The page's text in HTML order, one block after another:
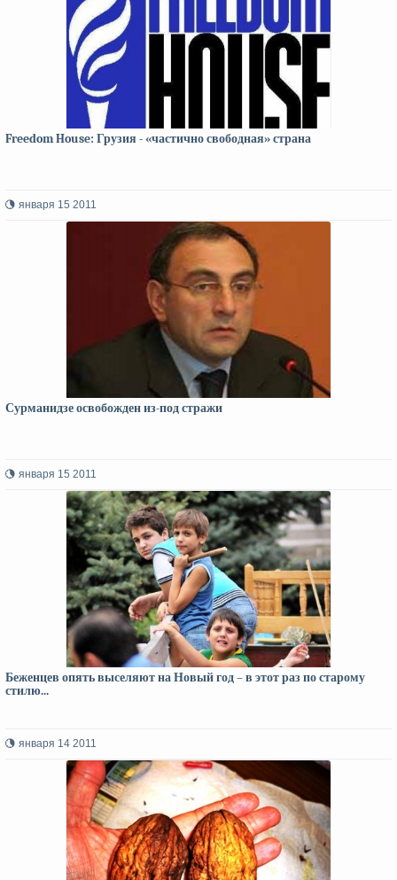
Freedom House: Грузия - «частично свободная» страна
января 15 2011
Сурманидзе освобожден из-под стражи
января 15 2011
Беженцев опять выселяют на Новый год – в этот раз по старому
стилю...
января 14 2011